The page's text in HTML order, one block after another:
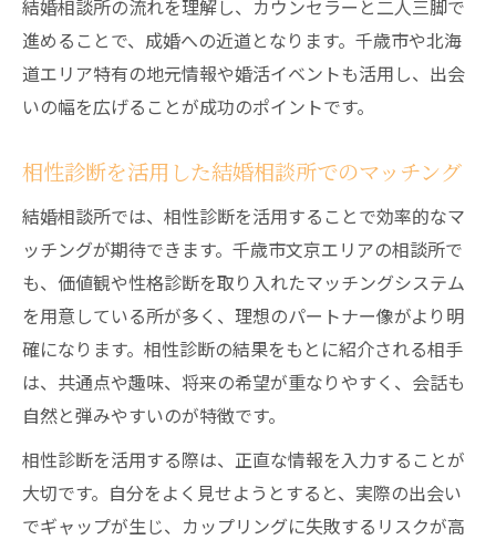
結婚相談所の流れを理解し、カウンセラーと二人三脚で
進めることで、成婚への近道となります。千歳市や北海
道エリア特有の地元情報や婚活イベントも活用し、出会
いの幅を広げることが成功のポイントです。
相性診断を活用した結婚相談所でのマッチング
結婚相談所では、相性診断を活用することで効率的なマ
ッチングが期待できます。千歳市文京エリアの相談所で
も、価値観や性格診断を取り入れたマッチングシステム
を用意している所が多く、理想のパートナー像がより明
確になります。相性診断の結果をもとに紹介される相手
は、共通点や趣味、将来の希望が重なりやすく、会話も
自然と弾みやすいのが特徴です。
相性診断を活用する際は、正直な情報を入力することが
大切です。自分をよく見せようとすると、実際の出会い
でギャップが生じ、カップリングに失敗するリスクが高